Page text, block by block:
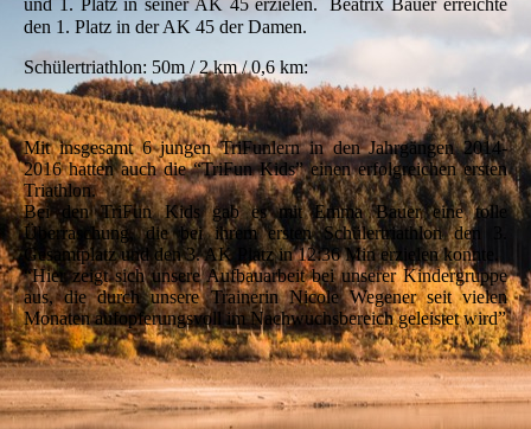
den 1. Platz in der AK 45 der Damen.
Schülertriathlon: 50m / 2 km / 0,6 km:
Mit insgesamt 6 jungen TriFunlern in den Jahrgängen 2014-
2016 hatten auch die “TriFun Kids” einen erfolgreichen ersten
Triathlon.
Bei den TriFun Kids gab es mit Emma Bauer eine tolle
Überraschung, die bei ihrem ersten Schülertriathlon den 3.
Gesamtplatz und den 3. AK Platz in 12:36 Min erzielen konnte.
“Hier zeigt sich unsere Aufbauarbeit bei unserer Kindergruppe
aus, die durch unsere Trainerin Nicole Wegener seit vielen
Monaten aufopferungsvoll im Nachwuchsbereich geleistet wird”